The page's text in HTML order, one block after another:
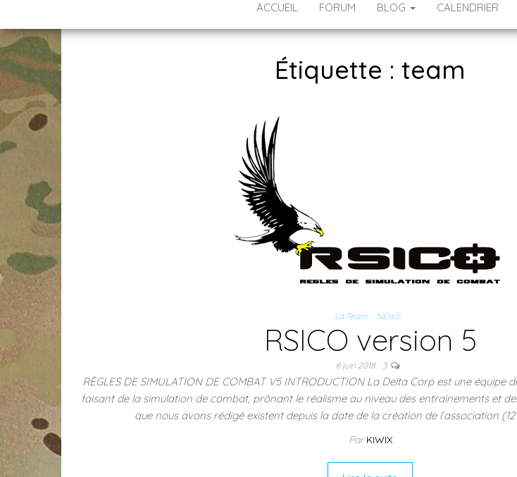
ACCUEIL FORUM BLOG CALENDRIER
Étiquette : team
La Team NEWS
RSICO version 5
6 juin 2018 3
RÈGLES DE SIMULATION DE COMBAT V5 INTRODUCTION La Delta Corp est une équipe
faisant de la simulation de combat, prônant le réalisme au niveau des entrainements et
que nous avons rédigé existent depuis la date de la création de l’association
ParKIWIX